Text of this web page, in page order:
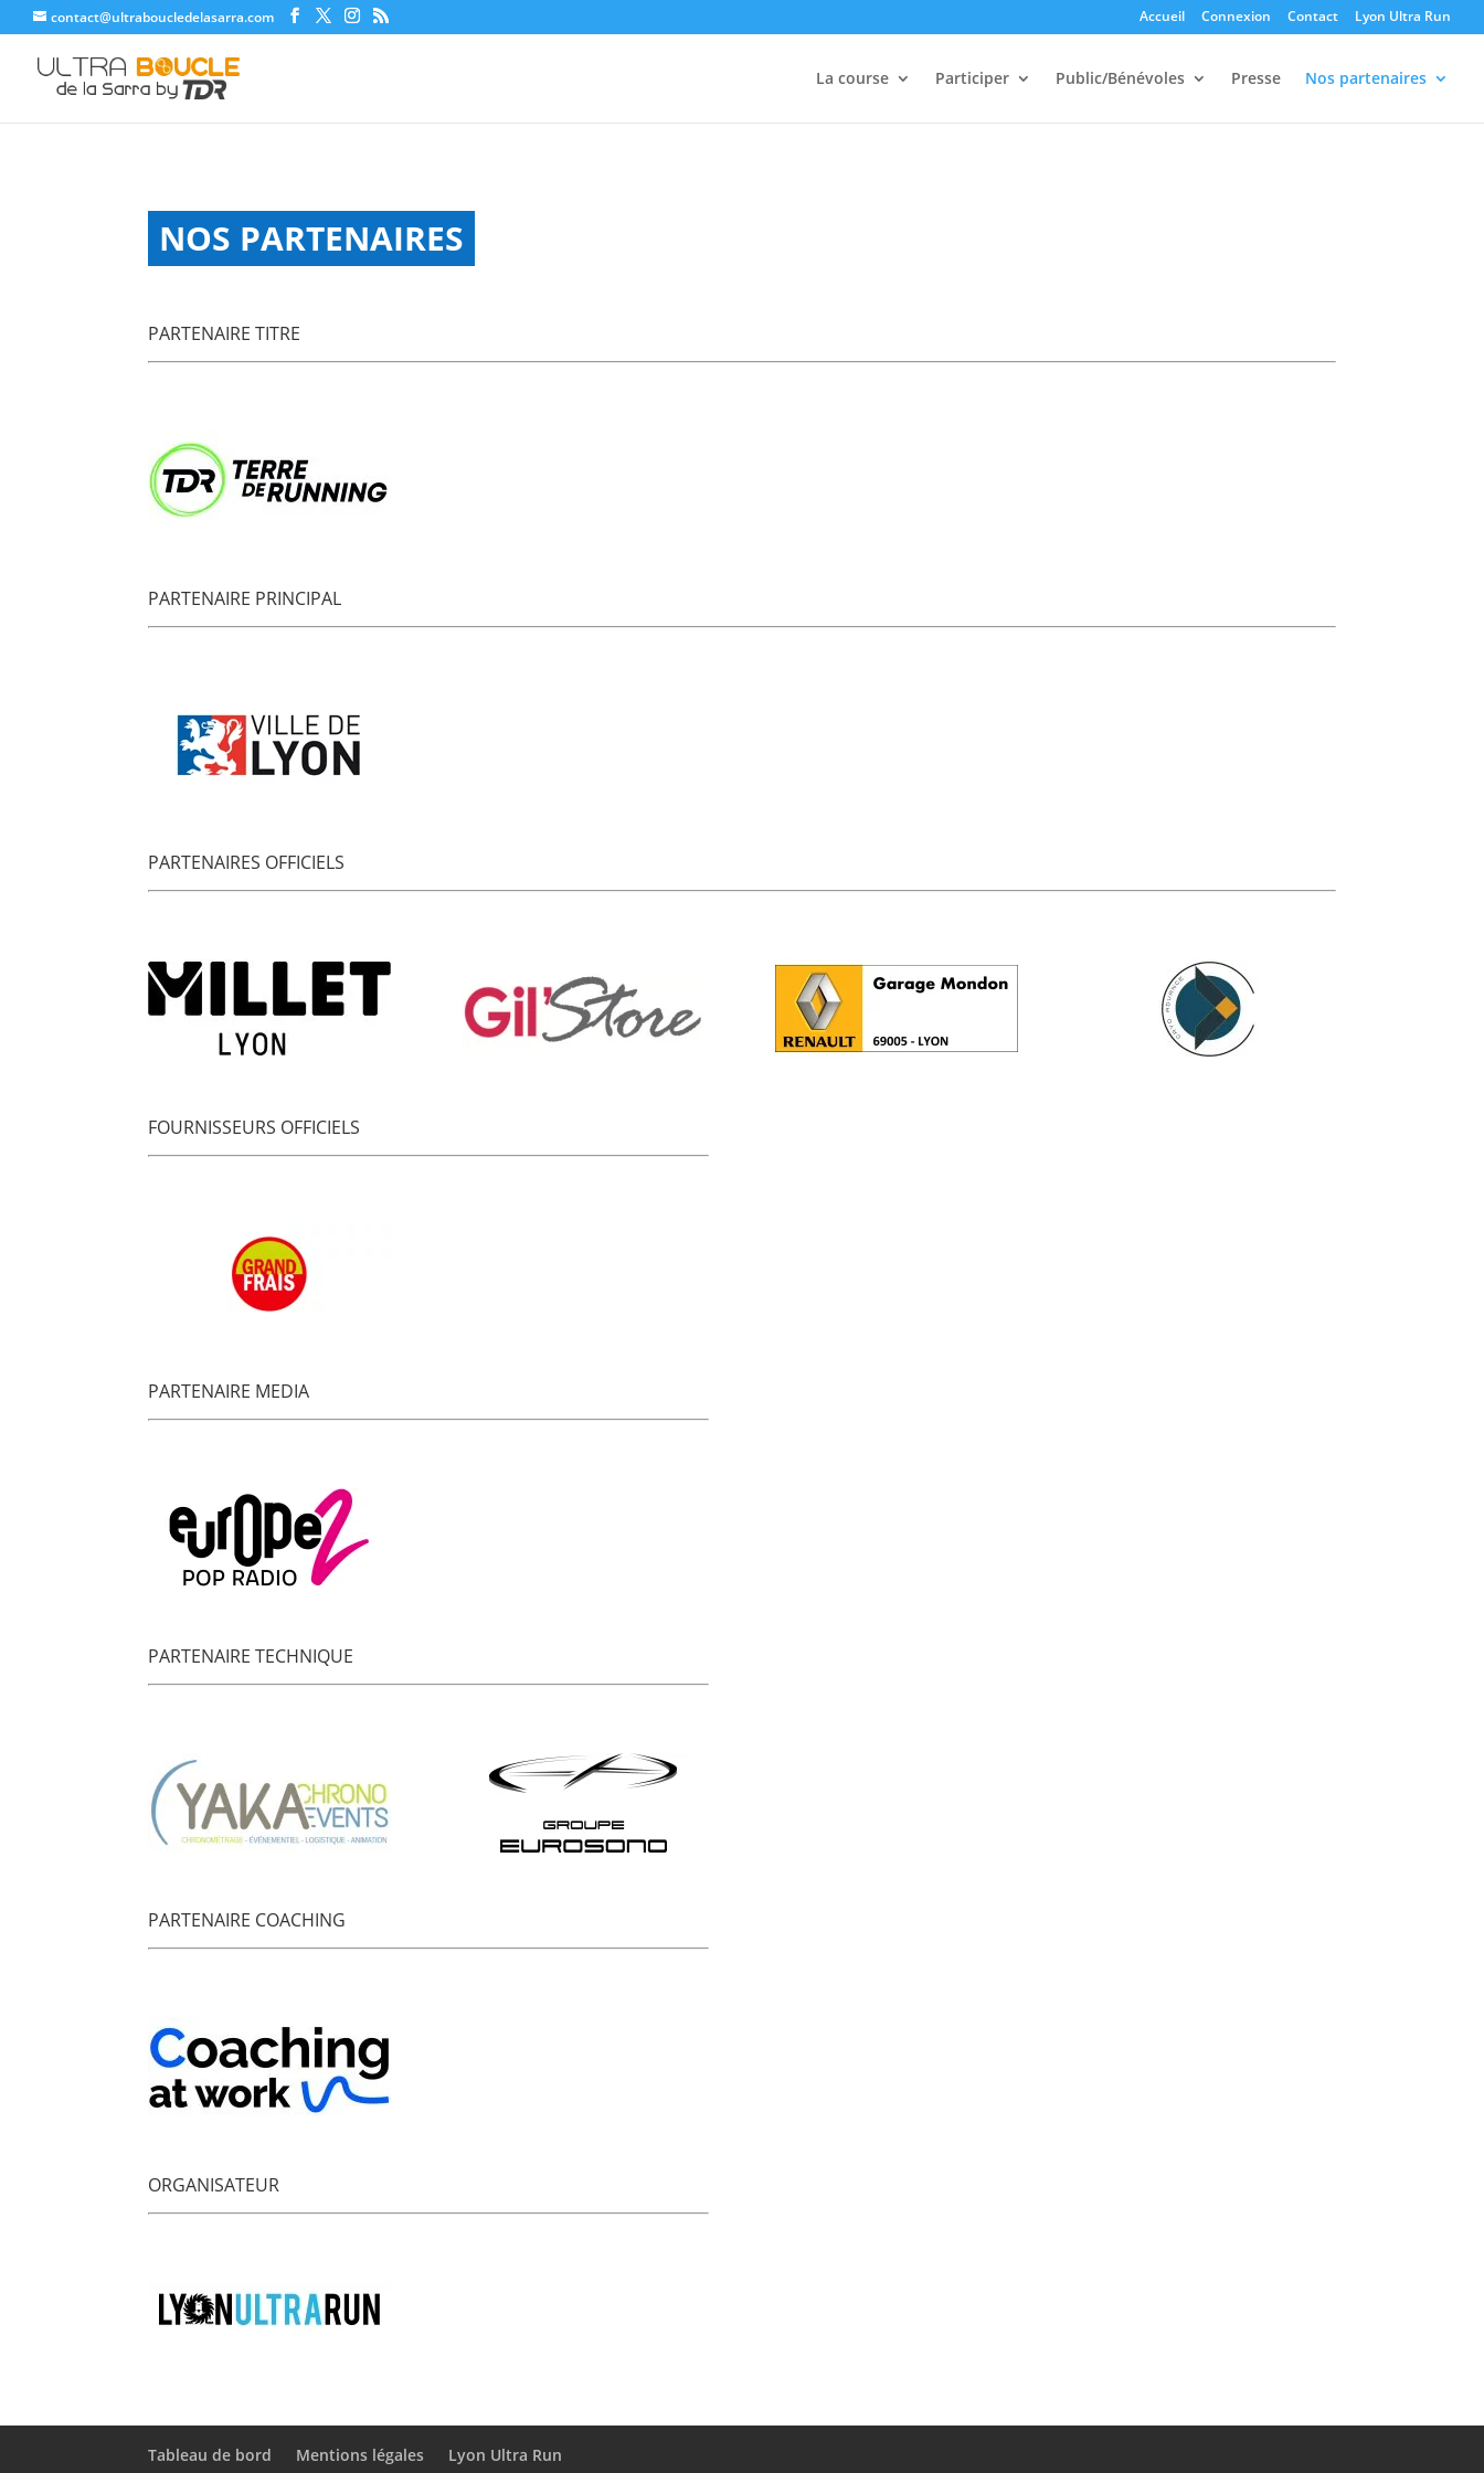
contact@ultraboucledelasarra.com Accueil Connexion Contact Lyon Ultra Run
La course Participer Public/Bénévoles Presse Nos partenaires
NOS PARTENAIRES
PARTENAIRE TITRE
PARTENAIRE PRINCIPAL
PARTENAIRES OFFICIELS
FOURNISSEURS OFFICIELS
PARTENAIRE MEDIA
PARTENAIRE TECHNIQUE
PARTENAIRE COACHING
ORGANISATEUR
Tableau de bord Mentions légales Lyon Ultra Run